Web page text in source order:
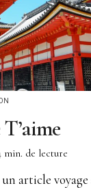
min. de lecture
article